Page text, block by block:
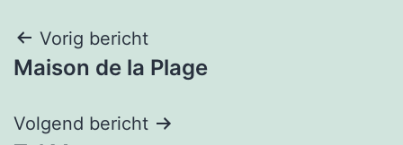
Bericht
navigatie
Vorig bericht
Maison de la Plage
Volgend bericht